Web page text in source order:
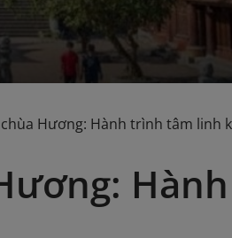
Hương: Hành trình tâm linh